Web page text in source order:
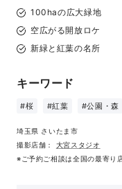
100haの広大緑地
空広がる開放ロケ
新緑と紅葉の名所
キーワード
#桜 #紅葉 #公園・森
埼玉県 さいたま市
撮影店舗： 大宮スタジオ
※ご予約ご相談は全国の最寄り